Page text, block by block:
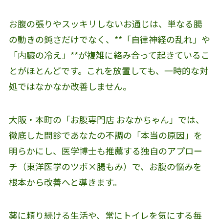
お腹の張りやスッキリしないお通じは、単なる腸
の動きの鈍さだけでなく、**「自律神経の乱れ」や
「内臓の冷え」**が複雑に絡み合って起きているこ
とがほとんどです。これを放置しても、一時的な対
処ではなかなか改善しません。
大阪・本町の「お腹専門店 おなかちゃん」では、
徹底した問診であなたの不調の「本当の原因」を
明らかにし、医学博士も推薦する独自のアプロー
チ（東洋医学のツボ×腸もみ）で、お腹の悩みを
根本から改善へと導きます。
薬に頼り続ける生活や、常にトイレを気にする毎